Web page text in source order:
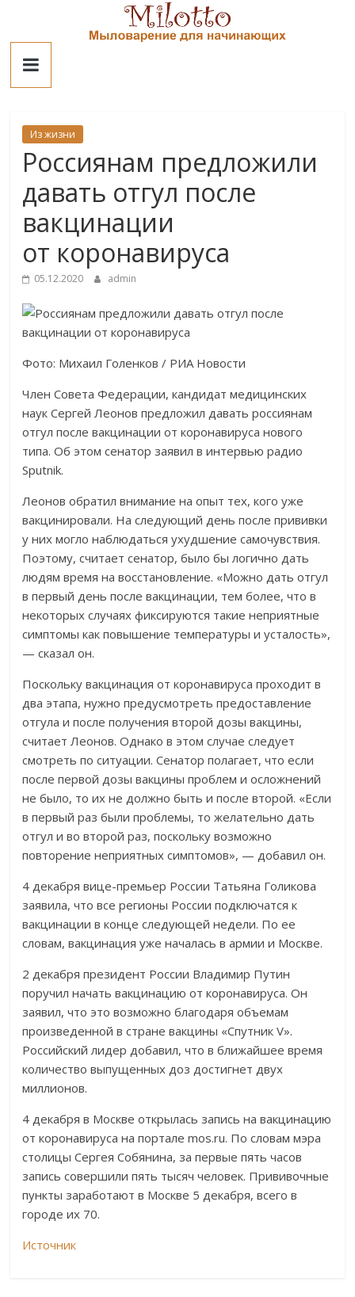
contentМилотто
Из жизни
Россиянам предложили
давать отгул после
вакцинации
от коронавируса
05.12.2020 admin
Фото: Михаил Голенков / РИА Новости
Член Совета Федерации, кандидат медицинских
наук Сергей Леонов предложил давать россиянам
отгул после вакцинации от коронавируса нового
типа. Об этом сенатор заявил в интервью радио
Sputnik.
Леонов обратил внимание на опыт тех, кого уже
вакцинировали. На следующий день после прививки
у них могло наблюдаться ухудшение самочувствия.
Поэтому, считает сенатор, было бы логично дать
людям время на восстановление. «Можно дать отгул
в первый день после вакцинации, тем более, что в
некоторых случаях фиксируются такие неприятные
симптомы как повышение температуры и усталость»,
— сказал он.
Поскольку вакцинация от коронавируса проходит в
два этапа, нужно предусмотреть предоставление
отгула и после получения второй дозы вакцины,
считает Леонов. Однако в этом случае следует
смотреть по ситуации. Сенатор полагает, что если
после первой дозы вакцины проблем и осложнений
не было, то их не должно быть и после второй. «Если
в первый раз были проблемы, то желательно дать
отгул и во второй раз, поскольку возможно
повторение неприятных симптомов», — добавил он.
4 декабря вице-премьер России Татьяна Голикова
заявила, что все регионы России подключатся к
вакцинации в конце следующей недели. По ее
словам, вакцинация уже началась в армии и Москве.
2 декабря президент России Владимир Путин
поручил начать вакцинацию от коронавируса. Он
заявил, что это возможно благодаря объемам
произведенной в стране вакцины «Спутник V».
Российский лидер добавил, что в ближайшее время
количество выпущенных доз достигнет двух
миллионов.
4 декабря в Москве открылась запись на вакцинацию
от коронавируса на портале mos.ru. По словам мэра
столицы Сергея Собянина, за первые пять часов
запись совершили пять тысяч человек. Прививочные
пункты заработают в Москве 5 декабря, всего в
городе их 70.
Источник